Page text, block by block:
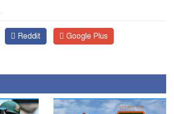
Reddit Google Plus